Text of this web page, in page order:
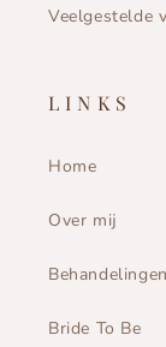
Veelgestelde
L I N K S
Home
Over mij
Behandelingen
Bride To Be